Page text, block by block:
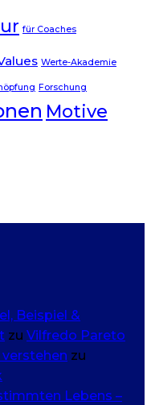
für Coaches
Werte-Akademie
Forschung
Motive
Beispiel &
zu Vilfredo Pareto
zu
Lebens –